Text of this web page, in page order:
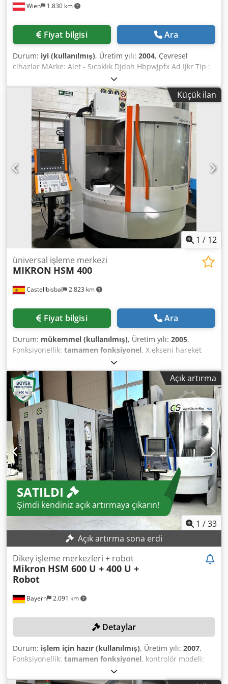
Wien 1.830 km
Fiyat bilgisi Ara
Durum: iyi (kullanılmış), Üretim yılı: 2004, Çevresel
cihazlar MArke: Alet - Sıcaklık Djdoh Hbpwjpfx Ad Ijkr Tip :
Küçük ilan
1 / 12
Castellbisbal 2.823 km
üniversal işleme merkezi
MIKRON HSM 400
Fiyat bilgisi Ara
Durum: mükemmel (kullanılmış), Üretim yılı: 2005,
Fonksiyonellik: tamamen fonksiyonel, X ekseni hareket
, Y ekseni hareket mesafesi:
ekseni hareket mesafesi:350 mm, hızlı travers X ekseni:42
m/dak , hızlı tablası Y ekseni: 42 m/dak
, hızlı ilerleme Z
ekseni:42 m/dak , dönüş hızı (maks.): 42.000 dev/dak,
maksimum mil hızı:42.000 dev/dak, mil motoru gücü:
12.000 W
, Donanım: dokümantasyon / kılavuz, DİKEY
YÜKSEK HIZLI İŞLEME MERKEZİ MIKRON HSM 400, ÜRETİM
YILI 2005 MİNERALİT ANTİ-VİBRASYONLU PORTAL YAPI
OTOMASYON İMKANI HEIDENHAIN TNC 530 İLE
DONATILMIŞTIR HAREKET ALANLARI X 400 Y 450 Z 350 MM
ELEKTRONİK VOLAN ELECTROSPİNDLE 42.000 DEVİR/DK, 12
KW, HSK-E40 Djdpfxoy Tvzqe Ad Iskr EROWA UPC 320
ALICILI TABLA 36 TAKIMLI OTOMATİK TAKIM DEĞİŞTİRİCİ
KAFAYI SOĞUTMA GRUBU MAKİNE AĞIRLIĞI 8.000 KG
Açık artırma
SATILDI
Şimdi kendiniz açık artırmaya çıkarın!
1 /33
Açık artırma sona erdi
Bayern 2.091 km
Dikey işleme merkezleri + robot
Mikron HSM 600 U + 400 U +
Robot
Detaylar
Durum: işlem için hazır (kullanılmış), Üretim yılı: 2007,
Fonksiyonellik: tamamen fonksiyonel, kontrolör modeli:
, maksimum mil hızı:
C ekseni döndürme açısı (maks.):360 °, eksen sayısı:5, No